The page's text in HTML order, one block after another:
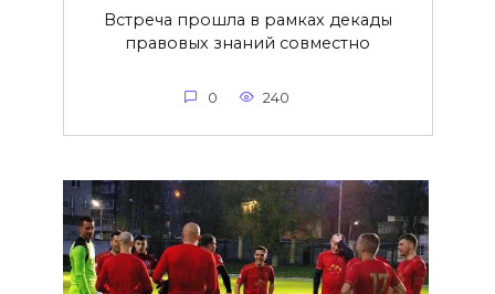
Встреча прошла в рамках декады
правовых знаний совместно
0 240